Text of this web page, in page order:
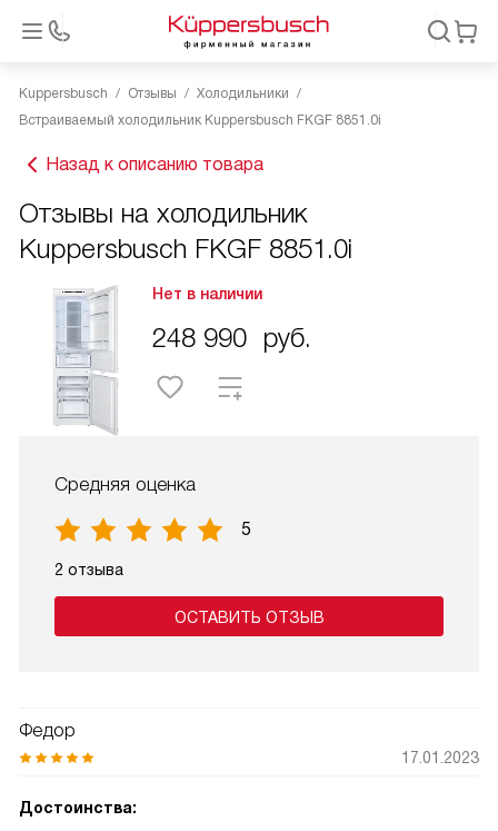
Kuppersbusch Отзывы
Холодильники
Встраиваемый холодильник Kuppersbusch FKGF 8851.0i
Назад к описанию товара
Отзывы на холодильник
Kuppersbusch FKGF 8851.0i
Нет в наличии
248 990 руб.
Средняя оценка
5
2 отзыва
ОСТАВИТЬ ОТЗЫВ
Федор
17.01.2023
Достоинства: